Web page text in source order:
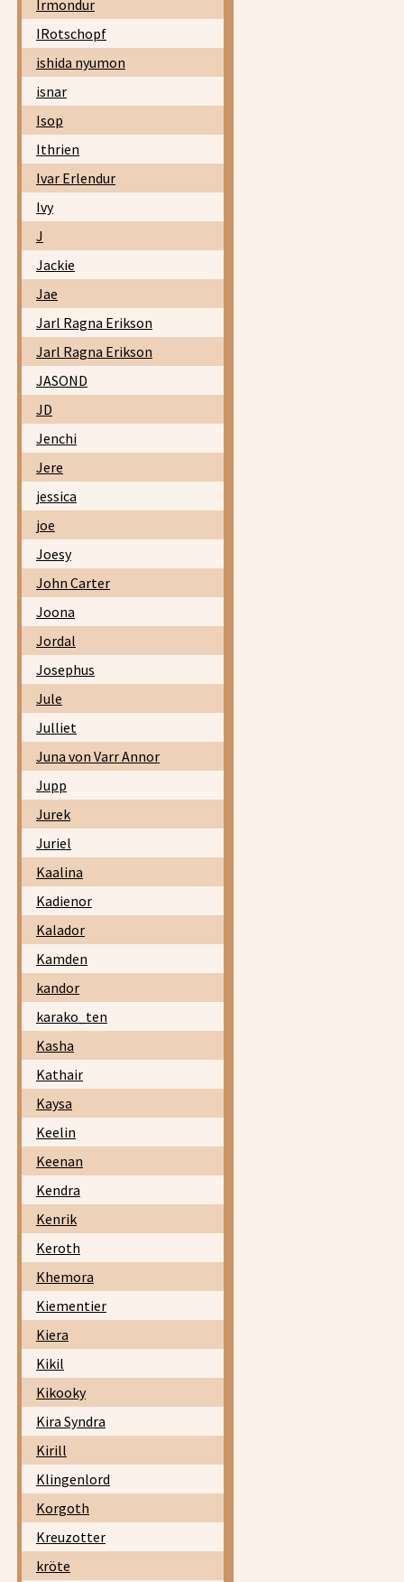
Irmondur
IRotschopf
ishida nyumon
isnar
Isop
Ithrien
Ivar Erlendur
Ivy
J
Jackie
Jae
Jarl Ragna Erikson
Jarl Ragna Erikson
JASOND
JD
Jenchi
Jere
jessica
joe
Joesy
John Carter
Joona
Jordal
Josephus
Jule
Julliet
Juna von Varr Annor
Jupp
Jurek
Juriel
Kaalina
Kadienor
Kalador
Kamden
kandor
karako_ten
Kasha
Kathair
Kaysa
Keelin
Keenan
Kendra
Kenrik
Keroth
Khemora
Kiementier
Kiera
Kikil
Kikooky
Kira Syndra
Kirill
Klingenlord
Korgoth
Kreuzotter
kröte